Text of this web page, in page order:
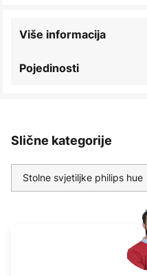
Pojedinosti
Više informacija
Slične kategorije
Stolne svjetiljke philips hue